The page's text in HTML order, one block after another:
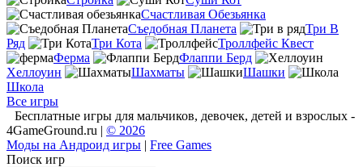
Счастливая Обезьянка
Съедобная Планета
Три В
Ряд
Три Кота
Троллфейс Квест
Ферма
Флаппи Берд
Хеллоуин
Шахматы
Шашки
Школа
Все игры
Бесплатные игры для мальчиков, девочек, детей и взрослых -
4GameGround.ru | © 2026
Моды на Андроид игры | Free Games
Поиск игр